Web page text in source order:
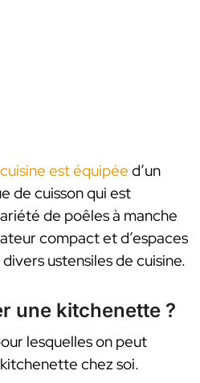
est équipéed’un
de cuisson qui est
de poêles à manche
compact et d’espaces
ustensiles de cuisine.
une kitchenette ?
lesquelles on peut
chez soi.